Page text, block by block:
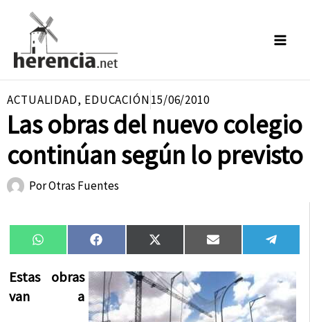
contenido
ACTUALIDAD, EDUCACIÓN15/06/2010
Las obras del nuevo colegio
continúan según lo previsto
PorOtras Fuentes
Compartir
en
WhatsAppCompartir
en
FacebookCompartir
en
X
(Twitter)
Compartir
en
Email
en
Estas obras
van a